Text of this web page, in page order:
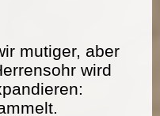
mutiger, aber
wird